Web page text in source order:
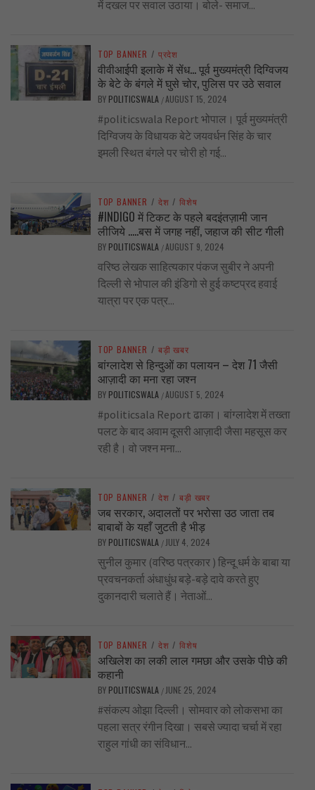
में दखल पर सवाल उठाया। बोले- समाज...
TOP BANNER / प्रदेश
वीवीआईपी इलाके में सेंध… पूर्व मुख्यमंत्री दिग्विजय
के बेटे के बंगले में घुसे चोर, पुलिस पर उठे सवाल
BY POLITICSWALA /AUGUST 15, 2024
#politicswala Report भोपाल। पूर्व मुख्यमंत्री
दिग्विजय के विधायक बेटे जयवर्धन सिंह के चार
इमली स्थित बंगले पर चोरी हो गई...
TOP BANNER / देश / विशेष
#INDIGO में टिकट के पहले बदइंतज़ामी जान
लीजिये …..बस में जगह नहीं, जहाज की सीट गीली
BY POLITICSWALA /AUGUST 9, 2024
वरिष्ठ लेखक साहित्यकार पंकज सुबीर ने अपनी
दिल्ली से भोपाल की इंडिगो से हुई कष्टप्रद हवाई
यात्रा पर एक पत्र...
TOP BANNER / बड़ी खबर
बांग्लादेश से हिन्दुओं का पलायन – देश 71 जैसी
आज़ादी का मना रहा जश्न
BY POLITICSWALA /AUGUST 5, 2024
#politicsala Report ढाका। बांग्लादेश में तख्ता
पलट के बाद अवाम दूसरी आज़ादी जैसा महसूस कर
रही है। वो जश्न मना...
TOP BANNER / देश / बड़ी खबर
जब सरकार, अदालतों पर भरोसा उठ जाता तब
बाबाबों के यहाँ जुटती है भीड़
BY POLITICSWALA / JULY 4, 2024
सुनील कुमार (वरिष्ठ पत्रकार ) हिन्दू धर्म के बाबा या
प्रवचनकर्ता अंधाधुंध बड़े-बड़े दावे करते हुए
दुकानदारी चलाते हैं। नेताओं...
TOP BANNER / देश / विशेष
अखिलेश का लकी लाल गमछा और उसके पीछे की
कहानी
BY POLITICSWALA / JUNE 25, 2024
#संकल्प ओझा दिल्ली। सोमवार को लोकसभा का
पहला सत्र रंगीन दिखा। सबसे ज्यादा चर्चा में रहा
राहुल गांधी का संविधान...